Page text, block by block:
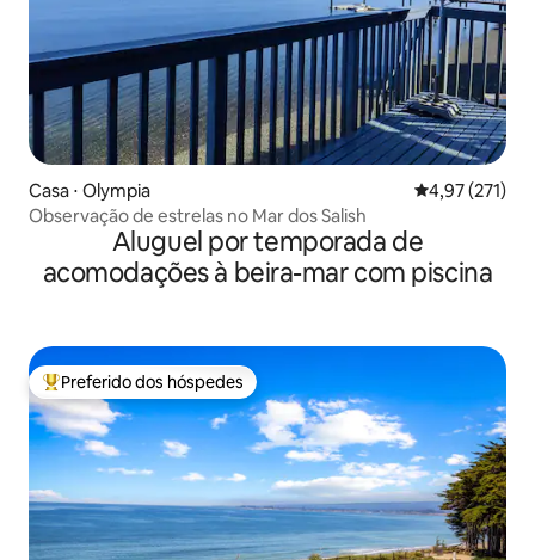
Casa ⋅ Olympia 4,97 de uma
4,97 (271)
Observação de estrelas no Mar dos Salish
Aluguel por temporada de
acomodações à beira-mar com piscina
Entre os melhores preferidos dos hóspedes
Preferido dos hóspedes